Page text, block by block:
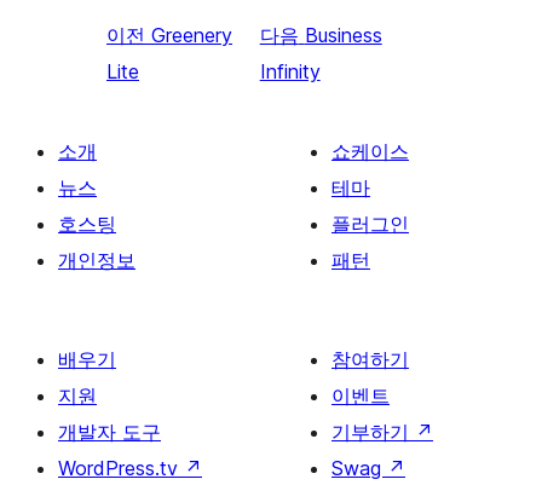
이전 Greenery
Lite
다음 Business
Infinity
소개
뉴스
호스팅
개인정보
쇼케이스
테마
플러그인
패턴
배우기
지원
개발자 도구
WordPress.tv ↗
참여하기
이벤트
기부하기 ↗
Swag ↗